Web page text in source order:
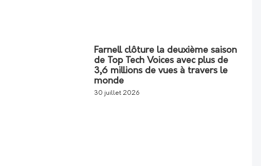
Farnell clôture la deuxième saison
de Top Tech Voices avec plus de
3,6 millions de vues à travers le
monde
30 juillet 2026